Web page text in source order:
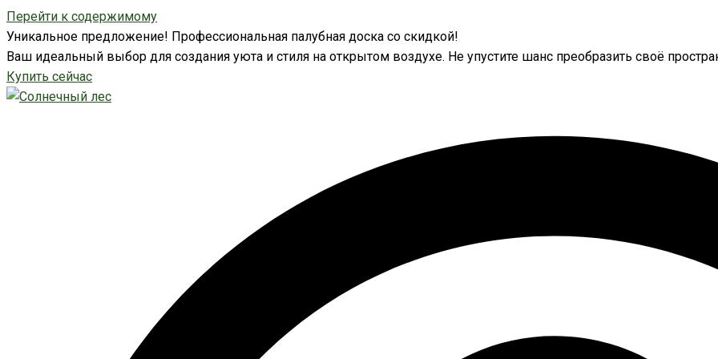
Перейти к содержимому
Уникальное предложение! Профессиональная палубная доска со скидкой!
Ваш идеальный выбор для создания уюта и стиля на открытом воздухе. Не упустите шанс преобразить своё
Купить сейчас